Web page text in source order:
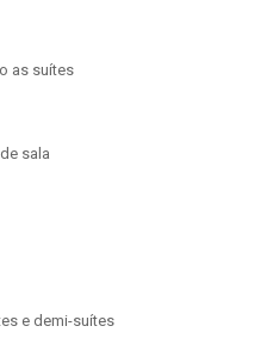
as suítes
sala
e demi-suítes